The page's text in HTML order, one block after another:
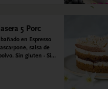
5 Porc
en Espresso
salsa de
Sin gluten - Sin